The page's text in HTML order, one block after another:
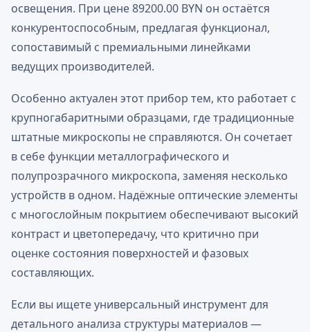
освещения. При цене 89200.00 BYN он остаётся
конкурентоспособным, предлагая функционал,
сопоставимый с премиальными линейками
ведущих производителей.
Особенно актуален этот прибор тем, кто работает с
крупногабаритными образцами, где традиционные
штатные микроскопы не справляются. Он сочетает
в себе функции металлографического и
полупрозрачного микроскопа, заменяя несколько
устройств в одном. Надёжные оптические элементы
с многослойным покрытием обеспечивают высокий
контраст и цветопередачу, что критично при
оценке состояния поверхностей и фазовых
составляющих.
Если вы ищете универсальный инструмент для
детального анализа структуры материалов —